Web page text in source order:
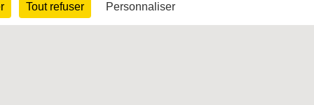
Tout refuser Personnaliser